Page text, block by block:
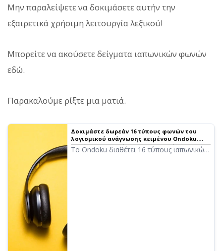
Μην παραλείψετε να δοκιμάσετε αυτήν την
εξαιρετικά χρήσιμη λειτουργία λεξικού!
Μπορείτε να ακούσετε δείγματα ιαπωνικών φωνών
εδώ.
Παρακαλούμε ρίξτε μια ματιά.
Δοκιμάστε δωρεάν 16 τύπους φωνών του
λογισμικού ανάγνωσης κειμένου Ondoku.
Αλλάξτε την εντύπωση με αλλαγές στον
τόνο
Το Ondoku διαθέτει 16 τύπους ιαπωνικών